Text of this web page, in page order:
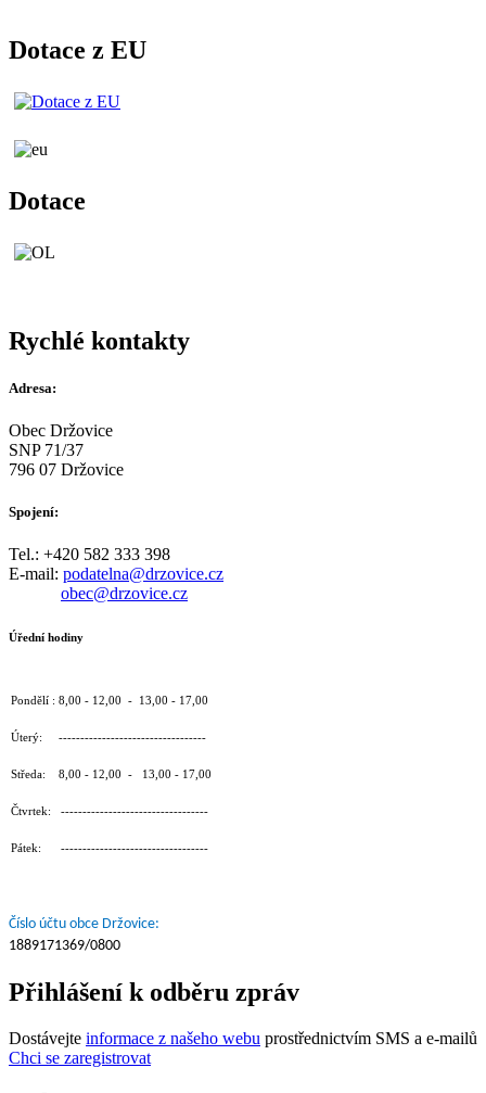
Dotace z EU
Dotace
Rychlé kontakty
Adresa:
Obec Držovice
SNP 71/37
796 07 Držovice
Spojení:
Tel.: +420 582 333 398
E-mail: podatelna@drzovice.cz
obec@drzovice.cz
Úřední hodiny
Pondělí : 8,00 - 12,00 - 13,00 - 17,00
Úterý: ----------------------------------
Středa: 8,00 - 12,00 - 13,00 - 17,00
Čtvrtek: ----------------------------------
Pátek: ----------------------------------
Číslo účtu obce Držovice:
1889171369/0800
Přihlášení k odběru zpráv
Dostávejte informace z našeho webu prostřednictvím SMS a e-mailů
Chci se zaregistrovat